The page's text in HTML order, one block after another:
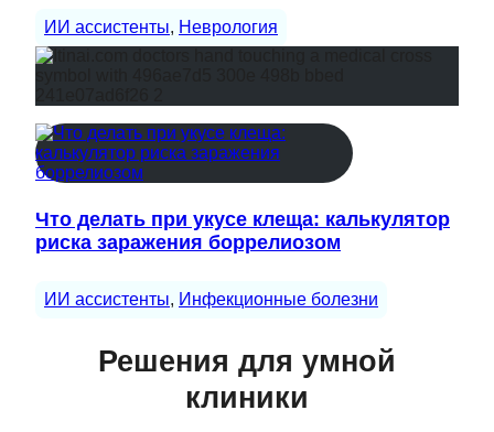
ИИ ассистенты, Неврология
Что делать при укусе клеща: калькулятор
риска заражения боррелиозом
ИИ ассистенты, Инфекционные болезни
Решения для умной
клиники